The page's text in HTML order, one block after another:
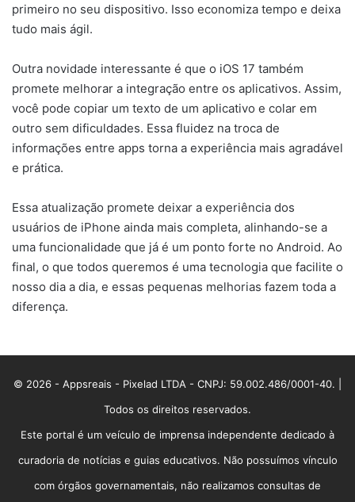
primeiro no seu dispositivo. Isso economiza tempo e deixa
tudo mais ágil.
Outra novidade interessante é que o iOS 17 também
promete melhorar a integração entre os aplicativos. Assim,
você pode copiar um texto de um aplicativo e colar em
outro sem dificuldades. Essa fluidez na troca de
informações entre apps torna a experiência mais agradável
e prática.
Essa atualização promete deixar a experiência dos
usuários de iPhone ainda mais completa, alinhando-se a
uma funcionalidade que já é um ponto forte no Android. Ao
final, o que todos queremos é uma tecnologia que facilite o
nosso dia a dia, e essas pequenas melhorias fazem toda a
diferença.
© 2026 - Appsreais - Pixelad LTDA - CNPJ: 59.002.486/0001-40. |
Todos os direitos reservados.
Este portal é um veículo de imprensa independente dedicado à
curadoria de notícias e guias educativos. Não possuímos vínculo
com órgãos governamentais, não realizamos consultas de